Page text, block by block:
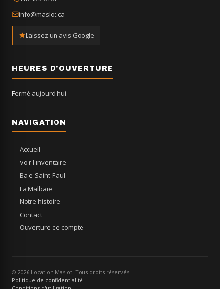
info@maslot.ca
Laissez un avis Google
HEURES D'OUVERTURE
Fermé aujourd'hui
NAVIGATION
Accueil
Voir l'inventaire
Baie-Saint-Paul
La Malbaie
Notre histoire
Contact
Ouverture de compte
© 2026 Location Maslot. Tous droits réservés
Politique de confidentialité